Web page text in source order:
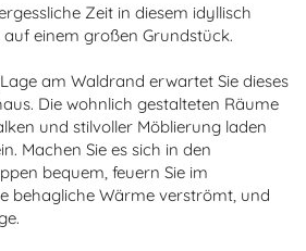
Zeit in diesem idyllisch
einem großen Grundstück.
am Waldrand erwartet Sie dieses
Die wohnlich gestalteten Räume
und stilvoller Möblierung laden
Machen Sie es sich in den
bequem, feuern Sie im
behagliche Wärme verströmt, und